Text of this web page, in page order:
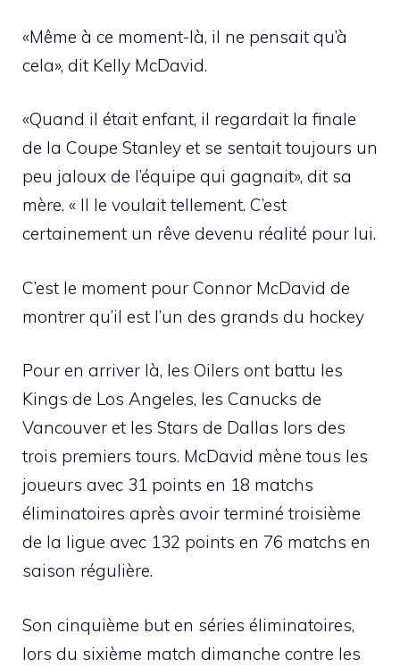
«Même à ce moment-là, il ne pensait qu’à
cela», dit Kelly McDavid.
«Quand il était enfant, il regardait la finale
de la Coupe Stanley et se sentait toujours un
peu jaloux de l’équipe qui gagnait», dit sa
mère. « Il le voulait tellement. C’est
certainement un rêve devenu réalité pour lui.
C’est le moment pour Connor McDavid de
montrer qu’il est l’un des grands du hockey
Pour en arriver là, les Oilers ont battu les
Kings de Los Angeles, les Canucks de
Vancouver et les Stars de Dallas lors des
trois premiers tours. McDavid mène tous les
joueurs avec 31 points en 18 matchs
éliminatoires après avoir terminé troisième
de la ligue avec 132 points en 76 matchs en
saison régulière.
Son cinquième but en séries éliminatoires,
lors du sixième match dimanche contre les